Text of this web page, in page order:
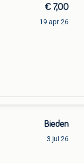
€ 7,00
19 apr 26
Bieden
3 jul 26